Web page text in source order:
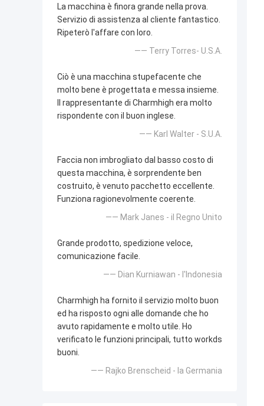
La macchina è finora grande nella prova.
Servizio di assistenza al cliente fantastico.
Ripeterò l'affare con loro.
—— Terry Torres- U.S.A.
Ciò è una macchina stupefacente che
molto bene è progettata e messa insieme.
Il rappresentante di Charmhigh era molto
rispondente con il buon inglese.
—— Karl Walter - S.U.A.
Faccia non imbrogliato dal basso costo di
questa macchina, è sorprendente ben
costruito, è venuto pacchetto eccellente.
Funziona ragionevolmente coerente.
—— Mark Janes - il Regno Unito
Grande prodotto, spedizione veloce,
comunicazione facile.
—— Dian Kurniawan - l'Indonesia
Charmhigh ha fornito il servizio molto buon
ed ha risposto ogni alle domande che ho
avuto rapidamente e molto utile. Ho
verificato le funzioni principali, tutto workds
buoni.
—— Rajko Brenscheid - la Germania